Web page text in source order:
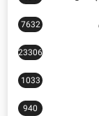
7632
23306
1033
940